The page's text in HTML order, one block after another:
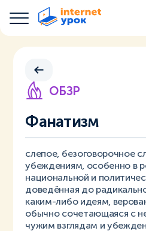
ОБЗР
Фанатизм
слепое, безоговорочное
убеждениям, особенно в
национальной и
доведённая до
каким-либо идеям,
обычно сочетающаяся с
чужим взглядам и